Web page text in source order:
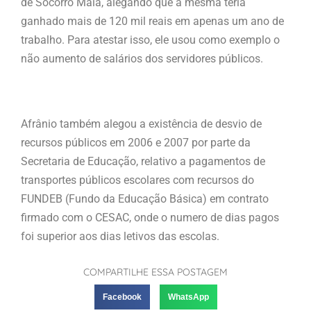
ganhado mais de 120 mil reais em apenas um ano de
trabalho. Para atestar isso, ele usou como exemplo o
não aumento de salários dos servidores públicos.
Afrânio também alegou a existência de desvio de
recursos públicos em 2006 e 2007 por parte da
Secretaria de Educação, relativo a pagamentos de
transportes públicos escolares com recursos do
FUNDEB (Fundo da Educação Básica) em contrato
firmado com o CESAC, onde o numero de dias pagos
foi superior aos dias letivos das escolas.
COMPARTILHE ESSA POSTAGEM
Facebook WhatsApp